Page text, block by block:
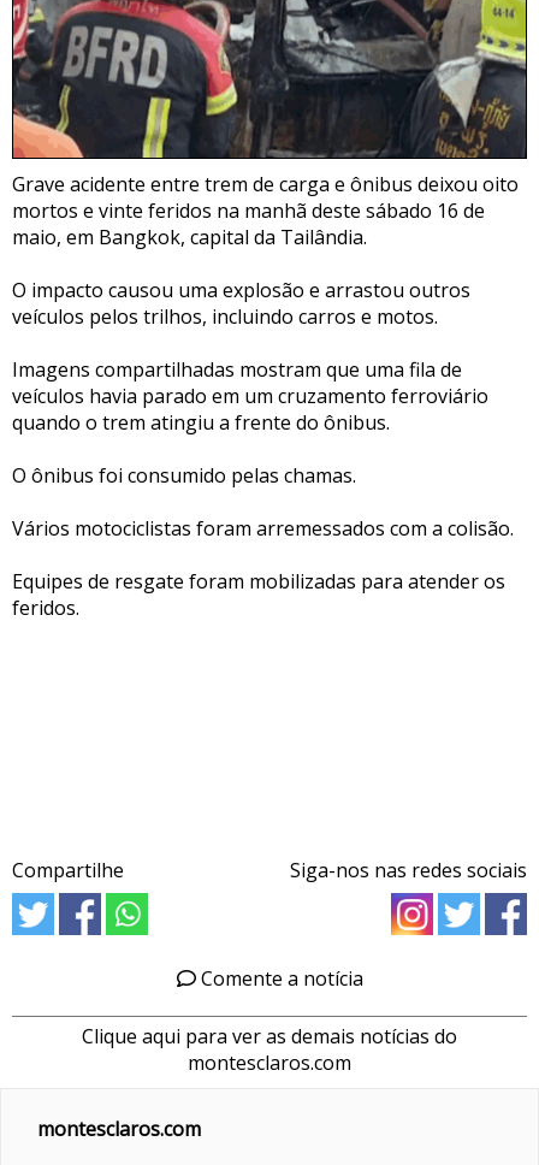
Grave acidente entre trem de carga e ônibus deixou oito
mortos e vinte feridos na manhã deste sábado 16 de
maio, em Bangkok, capital da Tailândia.
O impacto causou uma explosão e arrastou outros
veículos pelos trilhos, incluindo carros e motos.
Imagens compartilhadas mostram que uma fila de
veículos havia parado em um cruzamento ferroviário
quando o trem atingiu a frente do ônibus.
O ônibus foi consumido pelas chamas.
Vários motociclistas foram arremessados com a colisão.
Equipes de resgate foram mobilizadas para atender os
feridos.
Compartilhe Siga-nos nas redes sociais
Comente a notícia
Clique aqui para ver as demais notícias do
montesclaros.com
montesclaros.com